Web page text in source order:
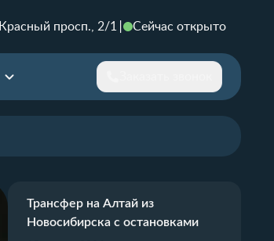
Красный просп., 2/1 Сейчас открыто
Трансфер на Алтай из
Новосибирска с остановками